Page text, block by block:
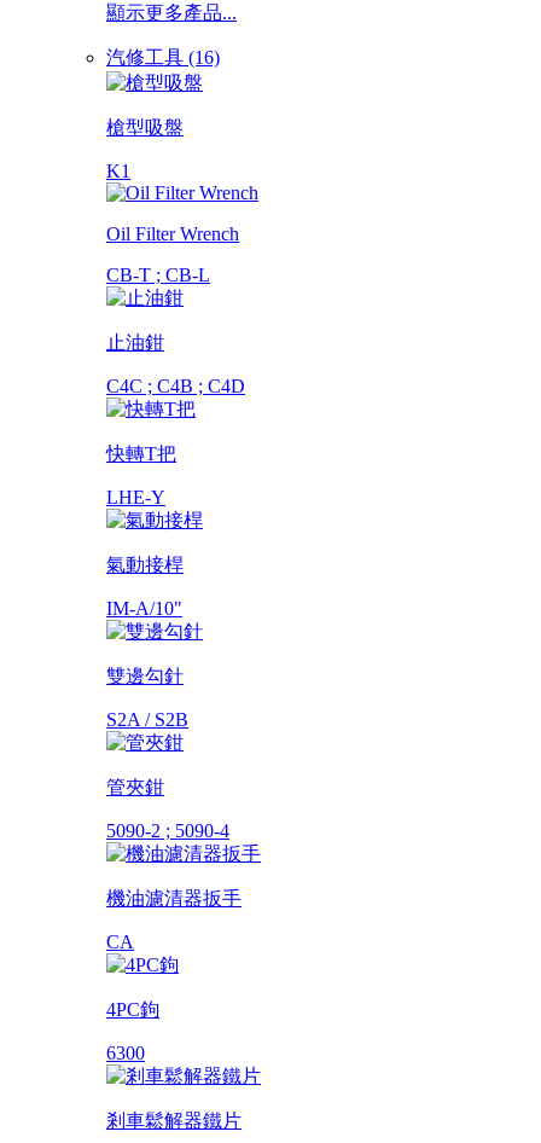
顯示更多產品...
汽修工具 (16)
槍型吸盤
K1
Oil Filter Wrench
CB-T ; CB-L
止油鉗
C4C ; C4B ; C4D
快轉T把
LHE-Y
氣動接桿
IM-A/10"
雙邊勾針
S2A / S2B
管夾鉗
5090-2 ; 5090-4
機油濾清器扳手
CA
4PC鉤
6300
剎車鬆解器鐵片